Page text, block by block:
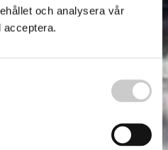
och analysera vår